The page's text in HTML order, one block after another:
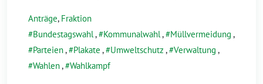
Anträge, Fraktion
Bundestagswahl, Kommunalwahl, Müllvermeidung ,
Parteien, Plakate , Umweltschutz , Verwaltung ,
Wahlen, Wahlkampf